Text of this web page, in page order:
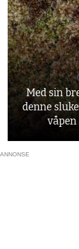
Med sin
denne
ANNONSE